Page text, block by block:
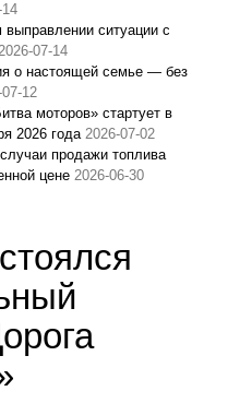
выправлении ситуации с
07-14
о настоящей семье — без
12
моторов» стартует в
2026 года 2026-07-02
продажи топлива
цене 2026-06-30